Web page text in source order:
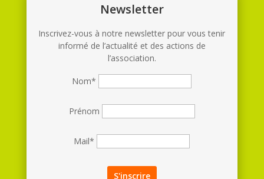
Newsletter
Inscrivez-vous à notre newsletter pour vous tenir
informé de l’actualité et des actions de
l’association.
Nom*
Prénom
Mail*